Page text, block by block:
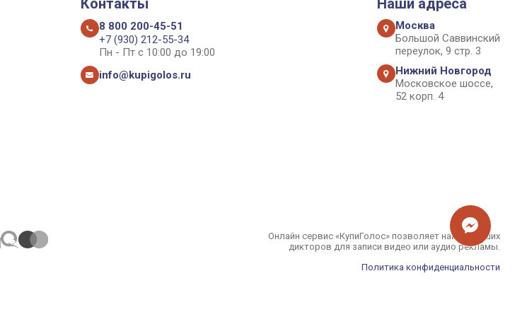
Контакты
8 800 200-45-51
+7 (930) 212-55-34
Пн - Пт с 10:00 до 19:00
info@kupigolos.ru
Наши адреса
Москва
Большой Саввинский
переулок, 9 стр. 3
Нижний Новгород
Московское шоссе,
52 корп. 4
Онлайн сервис «КупиГолос» позволяет найти лучших
дикторов для записи видео или аудио рекламы.
Политика конфиденциальности